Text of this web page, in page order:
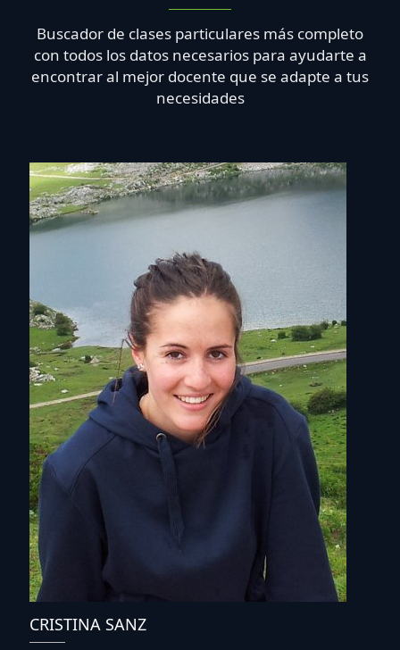
Buscador de clases particulares más completo
con todos los datos necesarios para ayudarte a
encontrar al mejor docente que se adapte a tus
necesidades
CRISTINA SANZ